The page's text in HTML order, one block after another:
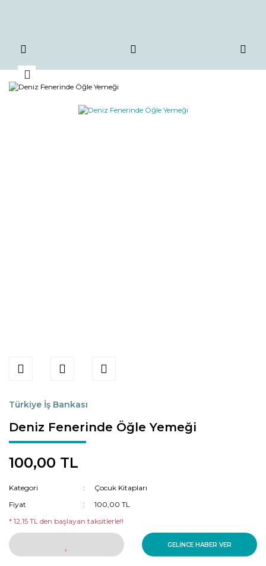
Türkiye İş Bankası
Deniz Fenerinde Öğle Yemeği
100,00 TL
Kategori
Çocuk Kitapları
Fiyat
100,00 TL
* 12,15 TL den başlayan taksitlerle!!
GELİNCE HABER VER